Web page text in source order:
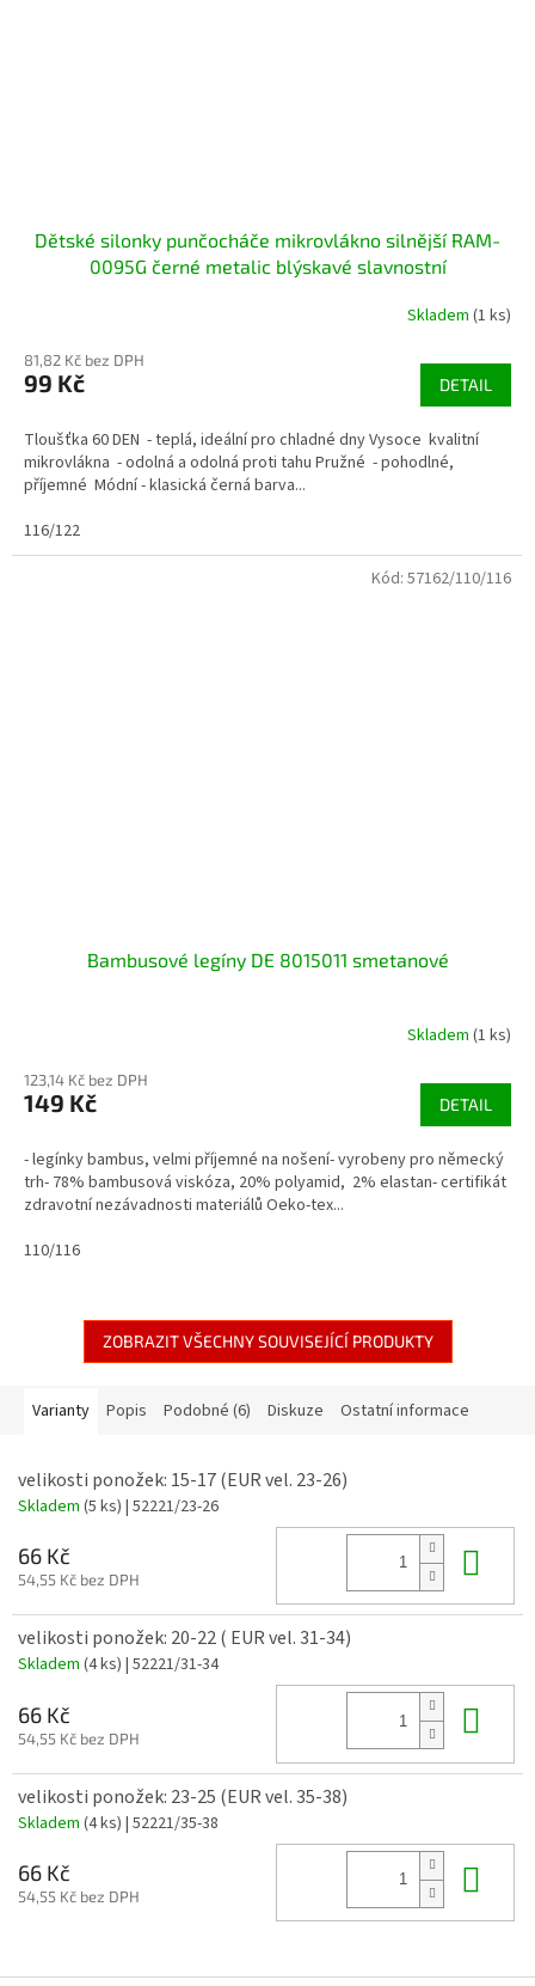
Dětské silonky punčocháče mikrovlákno silnější RAM-
0095G černé metalic blýskavé slavnostní
Skladem (1 ks)
81,82 Kč bez DPH
99 Kč DETAIL
Tloušťka 60 DEN - teplá, ideální pro chladné dny Vysoce kvalitní
mikrovlákna - odolná a odolná proti tahu Pružné - pohodlné,
příjemné Módní - klasická černá barva...
116/122
Bambusové legíny DE 8015011 smetanové
Skladem (1 ks)
123,14 Kč bez DPH
149 Kč DETAIL
- legínky bambus, velmi příjemné na nošení- vyrobeny pro německý
trh- 78% bambusová viskóza, 20% polyamid, 2% elastan- certifikát
zdravotní nezávadnosti materiálů Oeko-tex...
110/116
Kód: 57162/110/116
ZOBRAZIT VŠECHNY SOUVISEJÍCÍ PRODUKTY
Varianty Popis Podobné (6) Diskuze Ostatní informace
velikosti ponožek: 15-17 (EUR vel. 23-26)
Skladem (5 ks) | 52221/23-26
66 Kč
54,55 Kč bez DPH
velikosti ponožek: 20-22 ( EUR vel. 31-34)
Skladem (4 ks) | 52221/31-34
66 Kč
54,55 Kč bez DPH
velikosti ponožek: 23-25 (EUR vel. 35-38)
Skladem (4 ks) | 52221/35-38
66 Kč
54,55 Kč bez DPH